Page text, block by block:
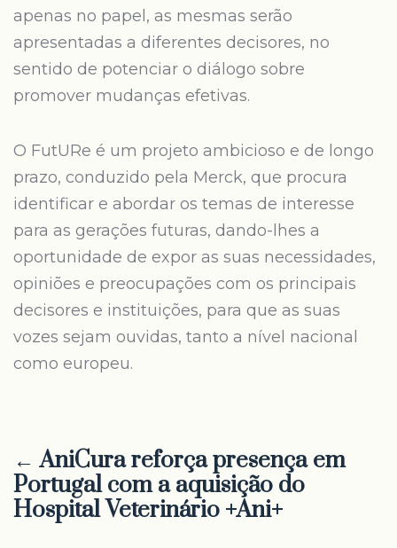
apenas no papel, as mesmas serão
apresentadas a diferentes decisores, no
sentido de potenciar o diálogo sobre
promover mudanças efetivas.
O FutURe é um projeto ambicioso e de longo
prazo, conduzido pela Merck, que procura
identificar e abordar os temas de interesse
para as gerações futuras, dando-lhes a
oportunidade de expor as suas necessidades,
opiniões e preocupações com os principais
decisores e instituições, para que as suas
vozes sejam ouvidas, tanto a nível nacional
como europeu.
← AniCura reforça presença em
Portugal com a aquisição do
Hospital Veterinário +Ani+